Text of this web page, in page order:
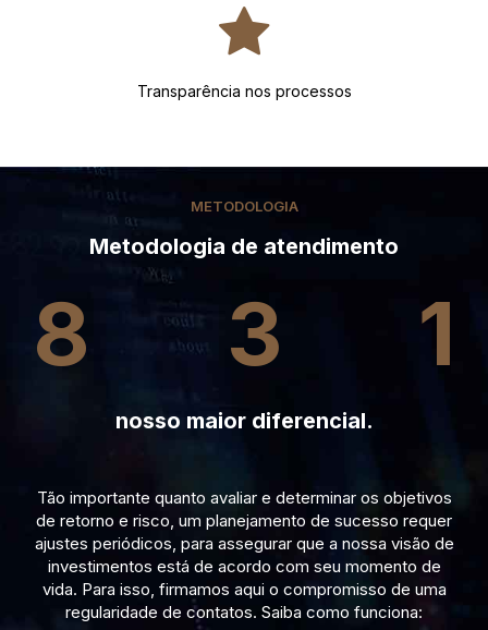
Transparência nos processos
METODOLOGIA
Metodologia de atendimento
8 3 1
nosso maior diferencial.
Tão importante quanto avaliar e determinar os objetivos
de retorno e risco, um planejamento de sucesso requer
ajustes periódicos, para assegurar que a nossa visão de
investimentos está de acordo com seu momento de
vida. Para isso, firmamos aqui o compromisso de uma
regularidade de contatos. Saiba como funciona: